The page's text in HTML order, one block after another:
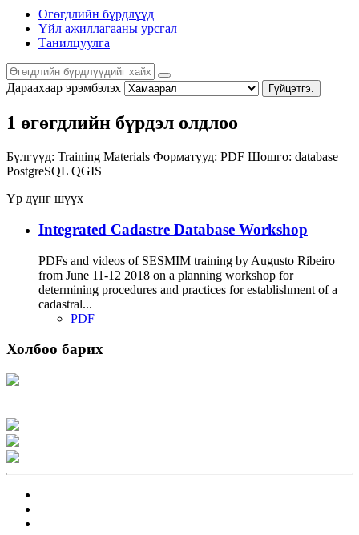
Өгөгдлийн бүрдлүүд
Үйл ажиллагааны урсгал
Танилцуулга
Дараахаар эрэмбэлэх Гүйцэтгэ.
1 өгөгдлийн бүрдэл олдлоо
Бүлгүүд: Training Materials Форматууд: PDF Шошго: database
PostgreSQL QGIS
Үр дүнг шүүх
Integrated Cadastre Database Workshop
PDFs and videos of SESMIM training by Augusto Ribeiro
from June 11-12 2018 on a planning workshop for
determining procedures and practices for establishment of a
cadastral...
PDF
Холбоо барих